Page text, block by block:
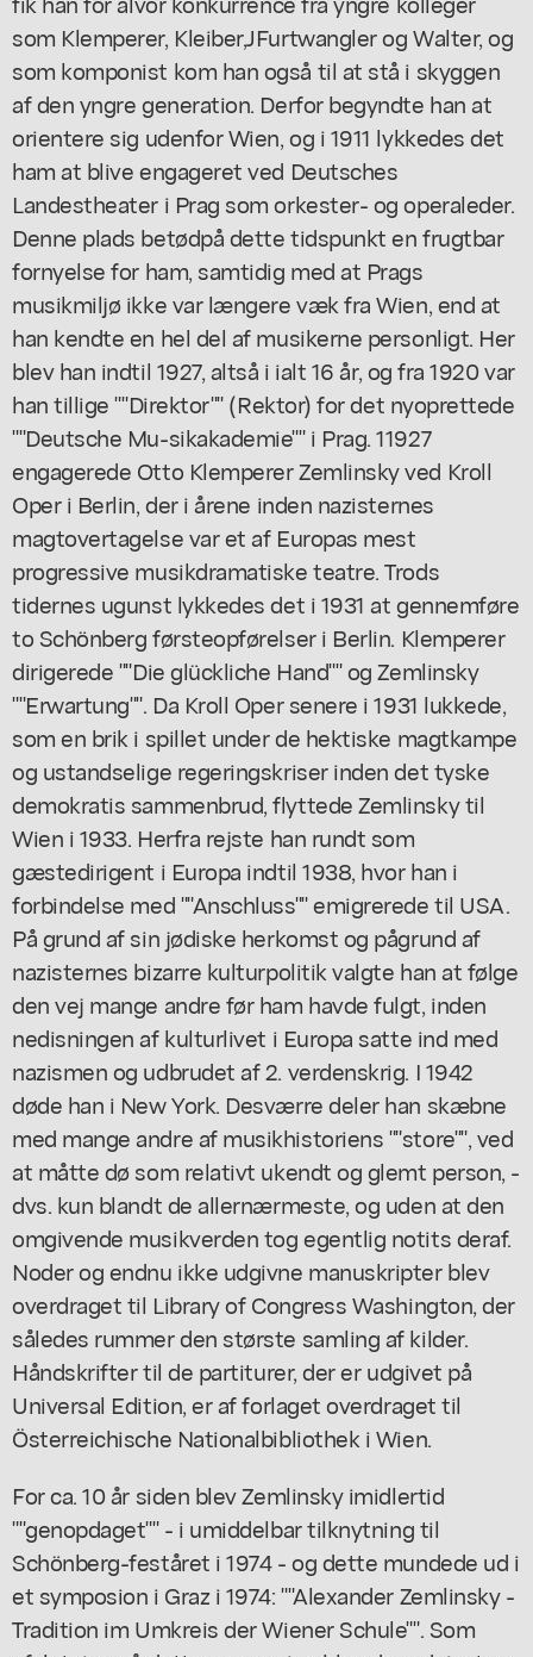
som Klemperer, Kleiber,JFurtwangler og Walter, og
som komponist kom han også til at stå i skyggen
af den yngre generation. Derfor begyndte han at
orientere sig udenfor Wien, og i 1911 lykkedes det
ham at blive engageret ved Deutsches
Landestheater i Prag som orkester- og operaleder.
Denne plads betødpå dette tidspunkt en frugtbar
fornyelse for ham, samtidig med at Prags
musikmiljø ikke var længere væk fra Wien, end at
han kendte en hel del af musikerne personligt. Her
blev han indtil 1927, altså i ialt 16 år, og fra 1920 var
han tillige ""Direktor"" (Rektor) for det nyoprettede
""Deutsche Mu-sikakademie"" i Prag. 11927
engagerede Otto Klemperer Zemlinsky ved Kroll
Oper i Berlin, der i årene inden nazisternes
magtovertagelse var et af Europas mest
progressive musikdramatiske teatre. Trods
tidernes ugunst lykkedes det i 1931 at gennemføre
to Schönberg førsteopførelser i Berlin. Klemperer
dirigerede ""Die glückliche Hand"" og Zemlinsky
""Erwartung"". Da Kroll Oper senere i 1931 lukkede,
som en brik i spillet under de hektiske magtkampe
og ustandselige regeringskriser inden det tyske
demokratis sammenbrud, flyttede Zemlinsky til
Wien i 1933. Herfra rejste han rundt som
gæstedirigent i Europa indtil 1938, hvor han i
forbindelse med ""Anschluss"" emigrerede til USA.
På grund af sin jødiske herkomst og pågrund af
nazisternes bizarre kulturpolitik valgte han at følge
den vej mange andre før ham havde fulgt, inden
nedisningen af kulturlivet i Europa satte ind med
nazismen og udbrudet af 2. verdenskrig. I 1942
døde han i New York. Desværre deler han skæbne
med mange andre af musikhistoriens ""store"", ved
at måtte dø som relativt ukendt og glemt person, -
dvs. kun blandt de allernærmeste, og uden at den
omgivende musikverden tog egentlig notits deraf.
Noder og endnu ikke udgivne manuskripter blev
overdraget til Library of Congress Washington, der
således rummer den største samling af kilder.
Håndskrifter til de partiturer, der er udgivet på
Universal Edition, er af forlaget overdraget til
Österreichische Nationalbibliothek i Wien.
For ca. 10 år siden blev Zemlinsky imidlertid
""genopdaget"" - i umiddelbar tilknytning til
Schönberg-feståret i 1974 - og dette mundede ud i
et symposion i Graz i 1974: ""Alexander Zemlinsky -
Tradition im Umkreis der Wiener Schule"". Som